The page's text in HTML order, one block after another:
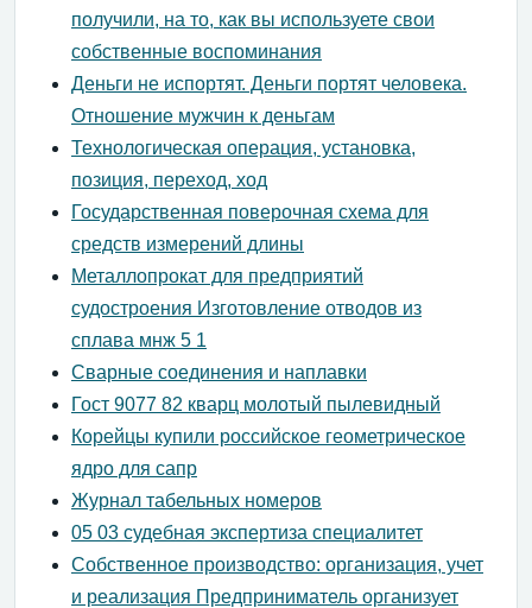
получили, на то, как вы используете свои
собственные воспоминания
Деньги не испортят. Деньги портят человека.
Отношение мужчин к деньгам
Технологическая операция, установка,
позиция, переход, ход
Государственная поверочная схема для
средств измерений длины
Металлопрокат для предприятий
судостроения Изготовление отводов из
сплава мнж 5 1
Сварные соединения и наплавки
Гост 9077 82 кварц молотый пылевидный
Корейцы купили российское геометрическое
ядро для сапр
Журнал табельных номеров
05 03 судебная экспертиза специалитет
Собственное производство: организация, учет
и реализация Предприниматель организует